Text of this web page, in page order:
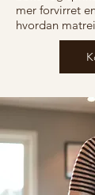
mer forvirret
hvordan